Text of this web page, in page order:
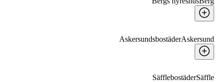
AskersundsbostäderAskersund
SäfflebostäderSäffle